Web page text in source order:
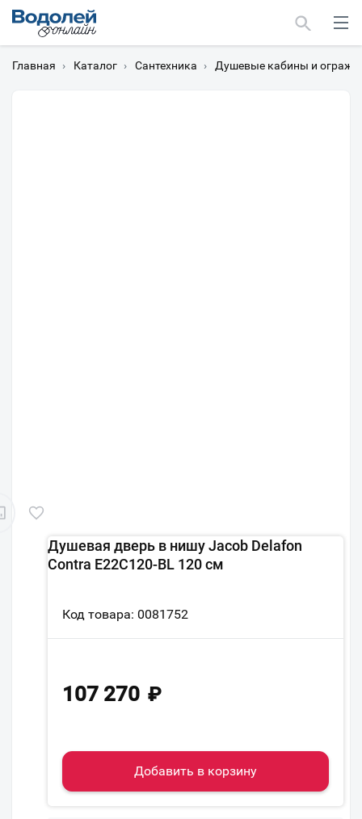
Главная › Каталог › Сантехника › Душевые кабины и
Душевая дверь в нишу Jacob Delafon
Contra E22C120-BL 120 см
Код товара: 0081752
107 270 ₽
Добавить в корзину